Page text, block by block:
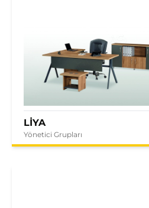
LİYA
Yönetici Grupları